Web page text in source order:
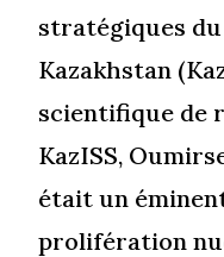
stratégiques
Kazakhstan
scientifique de
KazISS,
était un
prolifération